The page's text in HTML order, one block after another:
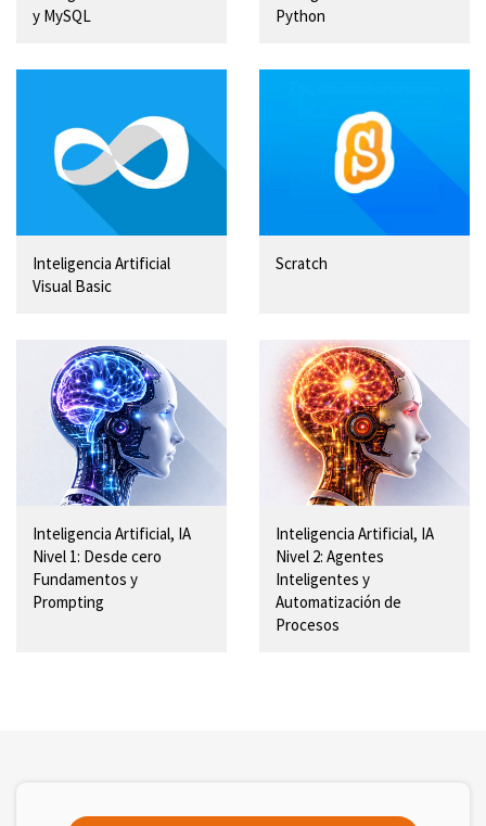
y MySQL
Python
Inteligencia Artificial
Visual Basic
Scratch
Inteligencia Artificial, IA
Nivel 1: Desde cero
Fundamentos y
Prompting
Inteligencia Artificial, IA
Nivel 2: Agentes
Inteligentes y
Automatización de
Procesos